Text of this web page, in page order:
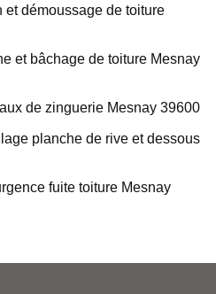
démoussage de toiture
et bâchage de toiture Mesnay
de zinguerie Mesnay 39600
planche de rive et dessous
fuite toiture Mesnay